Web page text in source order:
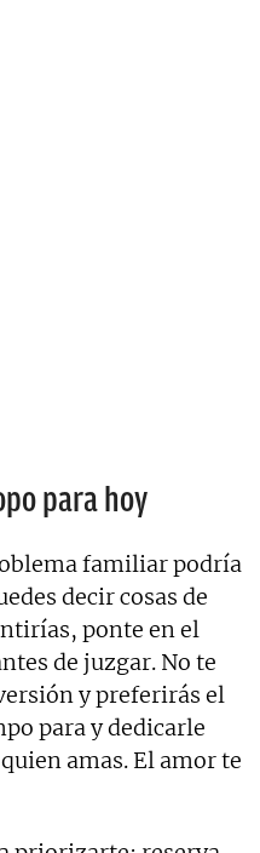
para hoy
familiar podría
decir cosas de
ponte en el
de juzgar. No te
y preferirás el
para y dedicarle
amas. El amor te